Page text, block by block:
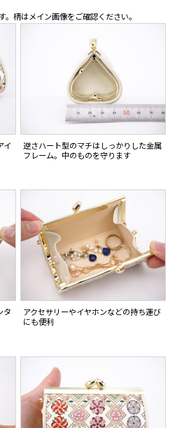
柄はメイン画像をご確認ください。
イ
逆さハート型のマチはしっかりした金属
フレーム。中のものを守ります
タ
アクセサリーやイヤホンなどの持ち運び
にも便利